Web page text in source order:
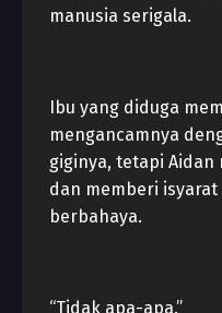
manusia serigala.
Ibu yang diduga
mengancamnya
giginya, tetapi
dan memberi
berbahaya.
“Tidak apa-apa.”